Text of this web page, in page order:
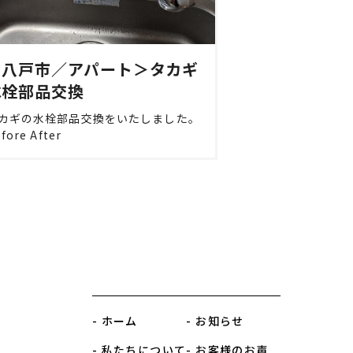
戸市／アパート＞タカギ
部品交換
ギの水栓部品交換をいたしました。
After
- ホーム
- お知らせ